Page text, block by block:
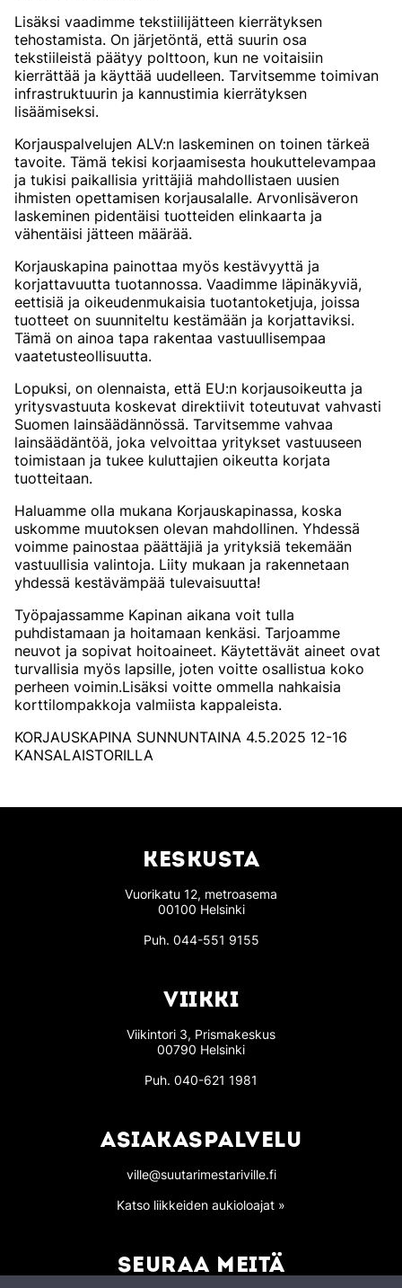
Lisäksi vaadimme tekstiilijätteen kierrätyksen
tehostamista. On järjetöntä, että suurin osa
tekstiileistä päätyy polttoon, kun ne voitaisiin
kierrättää ja käyttää uudelleen. Tarvitsemme toimivan
infrastruktuurin ja kannustimia kierrätyksen
lisäämiseksi.
Korjauspalvelujen ALV:n laskeminen on toinen tärkeä
tavoite. Tämä tekisi korjaamisesta houkuttelevampaa
ja tukisi paikallisia yrittäjiä mahdollistaen uusien
ihmisten opettamisen korjausalalle. Arvonlisäveron
laskeminen pidentäisi tuotteiden elinkaarta ja
vähentäisi jätteen määrää.
Korjauskapina painottaa myös kestävyyttä ja
korjattavuutta tuotannossa. Vaadimme läpinäkyviä,
eettisiä ja oikeudenmukaisia tuotantoketjuja, joissa
tuotteet on suunniteltu kestämään ja korjattaviksi.
Tämä on ainoa tapa rakentaa vastuullisempaa
vaatetusteollisuutta.
Lopuksi, on olennaista, että EU:n korjausoikeutta ja
yritysvastuuta koskevat direktiivit toteutuvat vahvasti
Suomen lainsäädännössä. Tarvitsemme vahvaa
lainsäädäntöä, joka velvoittaa yritykset vastuuseen
toimistaan ja tukee kuluttajien oikeutta korjata
tuotteitaan.
Haluamme olla mukana Korjauskapinassa, koska
uskomme muutoksen olevan mahdollinen. Yhdessä
voimme painostaa päättäjiä ja yrityksiä tekemään
vastuullisia valintoja. Liity mukaan ja rakennetaan
yhdessä kestävämpää tulevaisuutta!
Työpajassamme Kapinan aikana voit tulla
puhdistamaan ja hoitamaan kenkäsi. Tarjoamme
neuvot ja sopivat hoitoaineet. Käytettävät aineet ovat
turvallisia myös lapsille, joten voitte osallistua koko
perheen voimin.Lisäksi voitte ommella nahkaisia
korttilompakkoja valmiista kappaleista.
KORJAUSKAPINA SUNNUNTAINA 4.5.2025 12-16
KANSALAISTORILLA
KESKUSTA
Vuorikatu 12, metroasema
00100 Helsinki
Puh. 044-551 9155
VIIKKI
Viikintori 3, Prismakeskus
00790 Helsinki
Puh. 040-621 1981
ASIAKASPALVELU
ville@suutarimestariville.fi
Katso liikkeiden aukioloajat »
SEURAA MEITÄ